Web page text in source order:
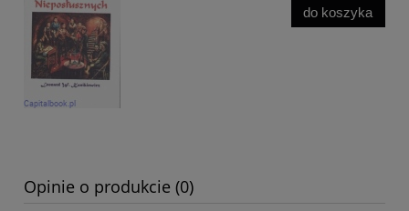
do koszyka
Opinie o produkcie (0)